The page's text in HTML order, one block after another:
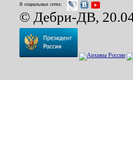
В социальных сетях:
© Дебри-ДВ,